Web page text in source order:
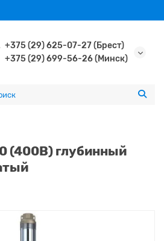
+375 (29) 625-07-27 (Брест)
+375 (29) 699-56-26 (Минск)
(400В) глубинный